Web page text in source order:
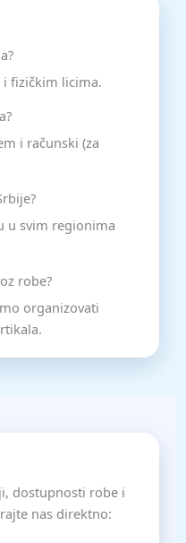
i fizičkim licima.
i računski (za
u svim regionima
robe?
organizovati
dostupnosti robe i
nas direktno: